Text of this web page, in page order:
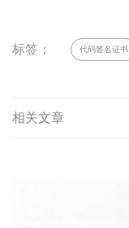
标签： 代码签名证书
相关文章